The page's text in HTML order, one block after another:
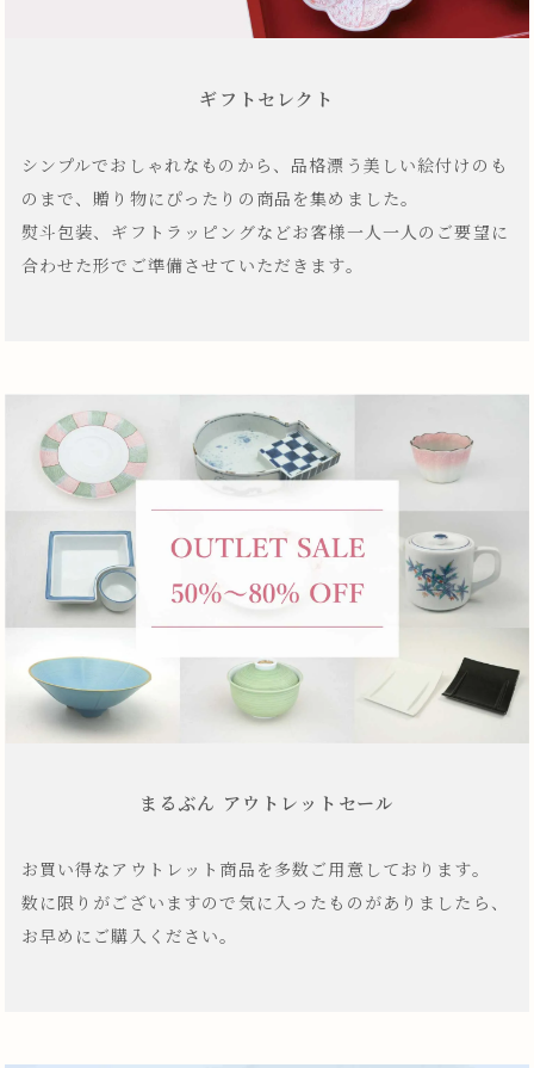
ギフトセレクト
シンプルでおしゃれなものから、品格漂う美しい絵付けのも
のまで、贈り物にぴったりの商品を集めました。
熨斗包装、ギフトラッピングなどお客様一人一人のご要望に
合わせた形でご準備させていただきます。
まるぶん アウトレットセール
お買い得なアウトレット商品を多数ご用意しております。
数に限りがございますので気に入ったものがありましたら、
お早めにご購入ください。